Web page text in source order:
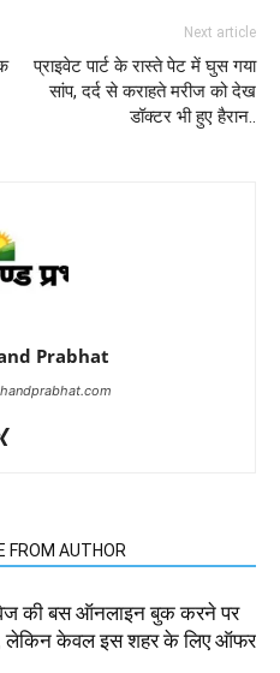
Next article
प्राइवेट पार्ट के रास्ते पेट में घुस गया
सांप, दर्द से कराहते मरीज को देख
डॉक्टर भी हुए हैरान..
Prabhat
FROM AUTHOR
की बस ऑनलाइन बुक करने पर
लेकिन केवल इस शहर के लिए ऑफर